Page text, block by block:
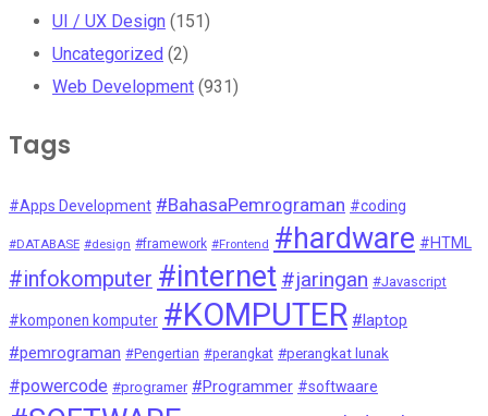
UI / UX Design (151)
Uncategorized (2)
Web Development (931)
Tags
#Apps Development #BahasaPemrograman #coding
#DATABASE #design #framework #Frontend #hardware #HTML
#infokomputer #internet #jaringan #Javascript
#komponen komputer #KOMPUTER #laptop
#pemrograman #Pengertian #perangkat #perangkat lunak
#powercode #programer #Programmer #softwaare